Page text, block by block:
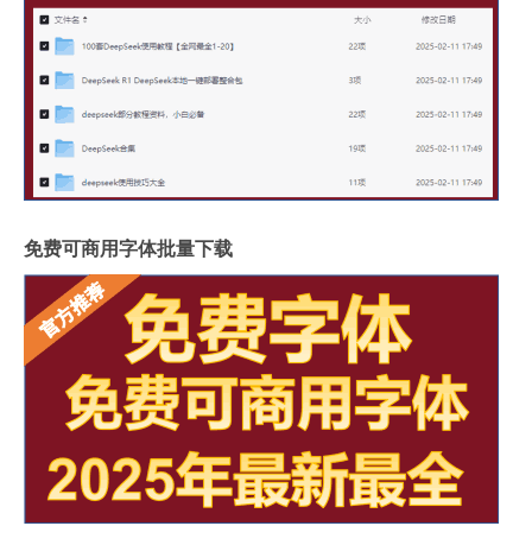
免费可商用字体批量下载